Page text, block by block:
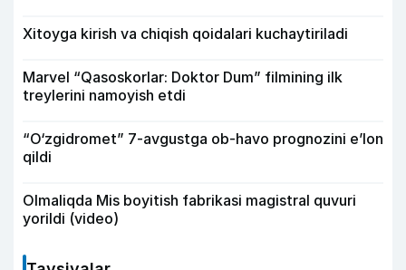
Xitoyga kirish va chiqish qoidalari kuchaytiriladi
Marvel “Qasoskorlar: Doktor Dum” filmining ilk
treylerini namoyish etdi
“O‘zgidromet” 7-avgustga ob-havo prognozini e’lon
qildi
Olmaliqda Mis boyitish fabrikasi magistral quvuri
yorildi (video)